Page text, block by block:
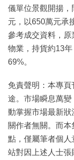
儀單位景觀開揚
元，以650萬元承
參考成交資料，
物業，持貨約13
69%。
免責聲明：本專
途。市場瞬息萬
動掌握市場最新
關作者無關。而
點，僅屬筆者個人
站對因上述人士張